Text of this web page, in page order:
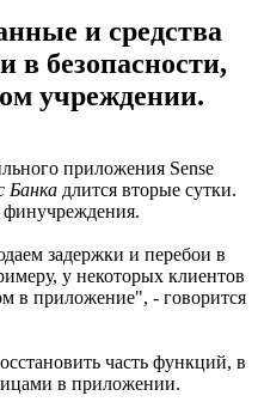
и средства
безопасности,
учреждении.
приложения Sense
Банка длится вторые сутки.
финучреждения.
задержки и перебои в
у некоторых клиентов
в приложение", - говорится
часть функций, в
в приложении.